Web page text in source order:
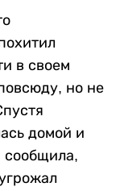
в своем
но не
домой и
сообщила,